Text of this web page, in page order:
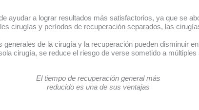
ayudar a lograr resultados más satisfactorios, ya que se
cirugías y períodos de recuperación separados, las
de la cirugía y la recuperación pueden disminuir
cirugía, se reduce el riesgo de verse sometido a
El tiempo de recuperación general más
reducido es una de sus ventajas